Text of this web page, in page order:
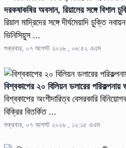
দরকষাকষির অবসান, রিয়ালের সঙ্গে বিশাল
রিয়াল মাদ্রিদের সঙ্গে দীর্ঘমেয়াদি চুক্তি
ভিনিসিয়ুস ...
শুক্রবার, ০৭ আগস্ট ২০২৬ , ০৬:৫২ এএম
বিশ্বকাপের ২০ বিলিয়ন ডলারের
বিশ্বকাপের অংশীদারিত্ব বেসরকারি
বিক্রির বিতর্কিত ...
শুক্রবার, ০৭ আগস্ট ২০২৬ , ১২:১৫ এএম